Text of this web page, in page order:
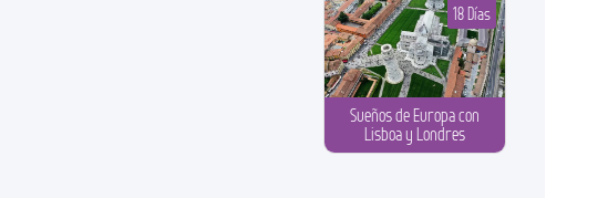
Sueños de Europa con
Lisboa y Londres
18 Días